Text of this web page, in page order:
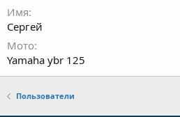
Имя
Сергей
Мото
Yamaha ybr 125
Пользователи